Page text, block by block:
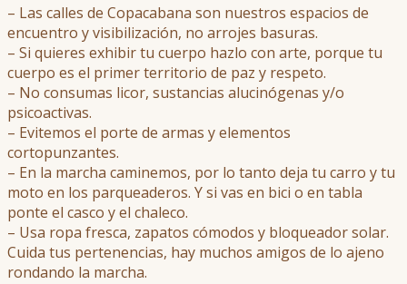
– Las calles de Copacabana son nuestros espacios de
encuentro y visibilización, no arrojes basuras.
– Si quieres exhibir tu cuerpo hazlo con arte, porque tu
cuerpo es el primer territorio de paz y respeto.
– No consumas licor, sustancias alucinógenas y/o
psicoactivas.
– Evitemos el porte de armas y elementos
cortopunzantes.
– En la marcha caminemos, por lo tanto deja tu carro y tu
moto en los parqueaderos. Y si vas en bici o en tabla
ponte el casco y el chaleco.
– Usa ropa fresca, zapatos cómodos y bloqueador solar.
Cuida tus pertenencias, hay muchos amigos de lo ajeno
rondando la marcha.